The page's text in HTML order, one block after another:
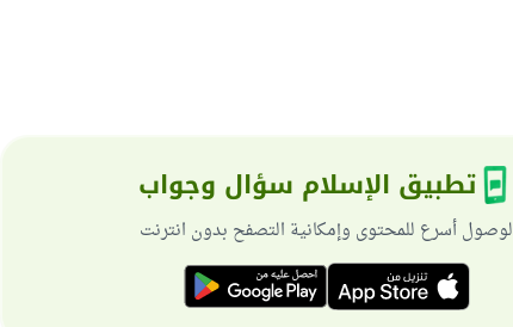
تطبيق الإسلام سؤال وجواب
لوصول أسرع للمحتوى وإمكانية التصفح بدون انترنت